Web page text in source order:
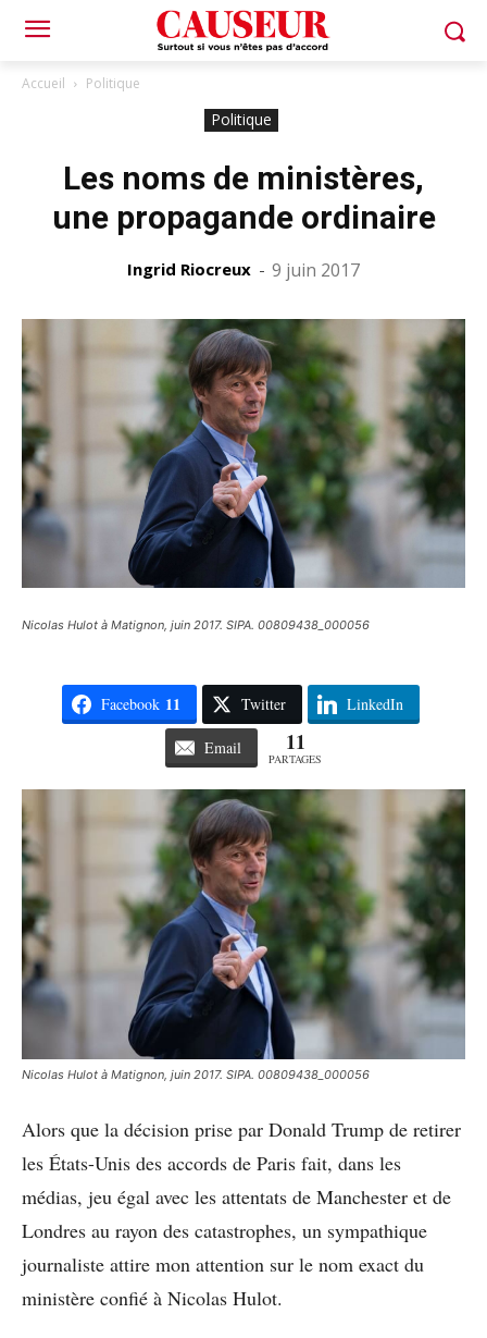
Accueil Politique
Politique
Les noms de ministères,
une propagande ordinaire
Ingrid Riocreux - 9 juin 2017
Nicolas Hulot à Matignon, juin 2017. SIPA. 00809438_000056
Facebook 11 Twitter LinkedIn
Email 11
PARTAGES
Nicolas Hulot à Matignon, juin 2017. SIPA. 00809438_000056
Alors que la décision prise par Donald Trump de retirer
les États-Unis des accords de Paris fait, dans les
médias, jeu égal avec les attentats de Manchester et de
Londres au rayon des catastrophes, un sympathique
journaliste attire mon attention sur le nom exact du
ministère confié à Nicolas Hulot.